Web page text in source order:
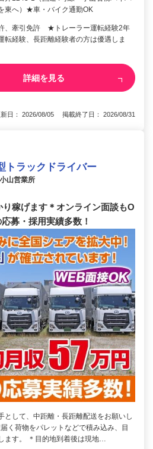
東へ）★車・バイク通勤OK
、牽引免許 ★トレーラー運転経験2年
経験、長距離経験者の方は優遇しま
詳細を見る
日： 2026/08/05 掲載終了日： 2026/08/31
トラックドライバー
山営業所
稼げます＊オンライン面談もO
募・採用実績多数！
として、中距離・長距離配送をお願いし
く荷物をパレットなどで積み込み、目
ます。 ＊目的地到着後は現地…